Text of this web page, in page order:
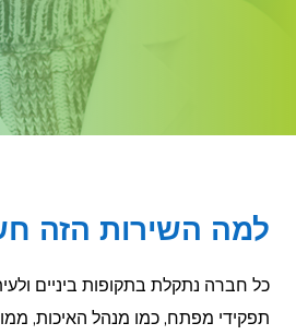
למה השירות הזה
כל חברה נתקלת בתקופות ביניים
תפקידי מפתח, כמו מנהל האיכות,